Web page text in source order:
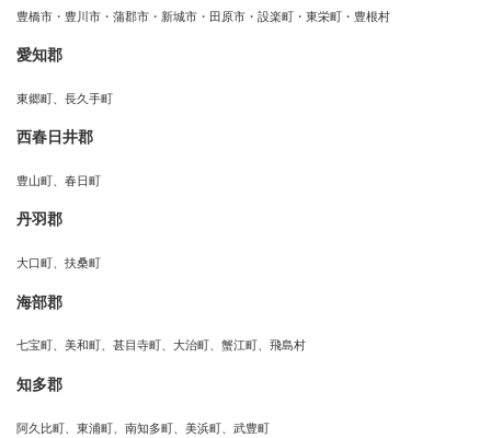
豊橋市・豊川市・蒲郡市・新城市・田原市・設楽町・東栄町・豊根村
愛知郡
東郷町、長久手町
西春日井郡
豊山町、春日町
丹羽郡
大口町、扶桑町
海部郡
七宝町、美和町、甚目寺町、大治町、蟹江町、飛島村
知多郡
阿久比町、東浦町、南知多町、美浜町、武豊町